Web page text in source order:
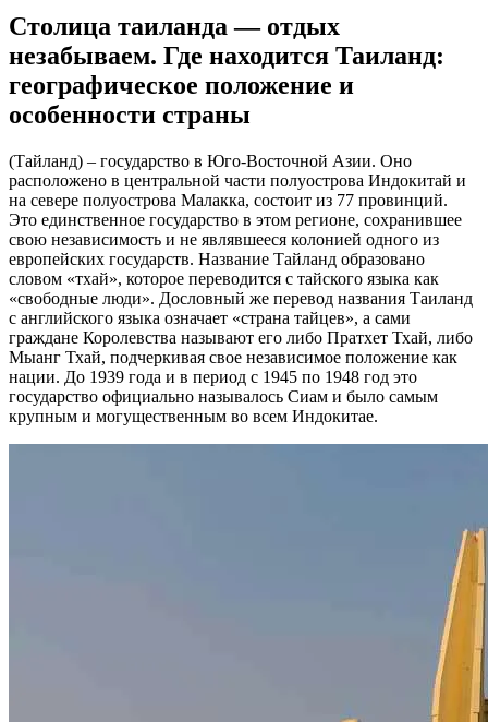
Столица таиланда — отдых
незабываем. Где находится Таиланд:
географическое положение и
особенности страны
(Тайланд) – государство в Юго-Восточной Азии. Оно
расположено в центральной части полуострова Индокитай и
на севере полуострова Малакка, состоит из 77 провинций.
Это единственное государство в этом регионе, сохранившее
свою независимость и не являвшееся колонией одного из
европейских государств. Название Тайланд образовано
словом «тхай», которое переводится с тайского языка как
«свободные люди». Дословный же перевод названия Таиланд
с английского языка означает «страна тайцев», а сами
граждане Королевства называют его либо Пратхет Тхай, либо
Мыанг Тхай, подчеркивая свое независимое положение как
нации. До 1939 года и в период с 1945 по 1948 год это
государство официально называлось Сиам и было самым
крупным и могущественным во всем Индокитае.